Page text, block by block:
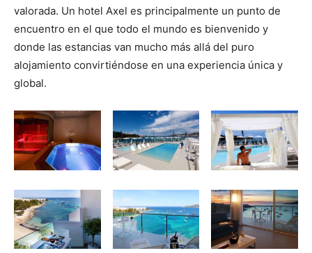
valorada. Un hotel Axel es principalmente un punto de
encuentro en el que todo el mundo es bienvenido y
donde las estancias van mucho más allá del puro
alojamiento convirtiéndose en una experiencia única y
global.